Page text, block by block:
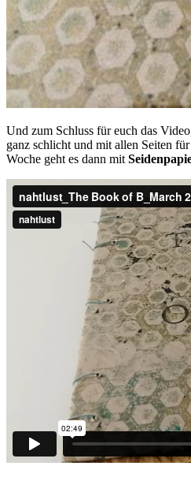
Und zum Schluss für euch das
ganz schlicht und mit allen Seiten
Woche geht es dann mit